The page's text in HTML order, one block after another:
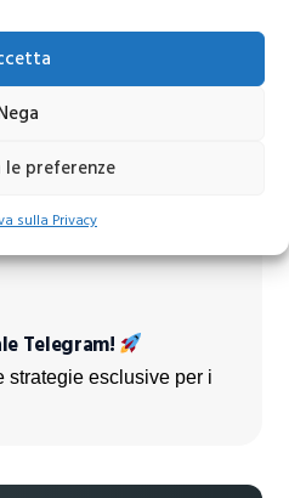
le preferenze
sulla Privacy
mettere nel mirino nei
Telegram!
strategie esclusive per i